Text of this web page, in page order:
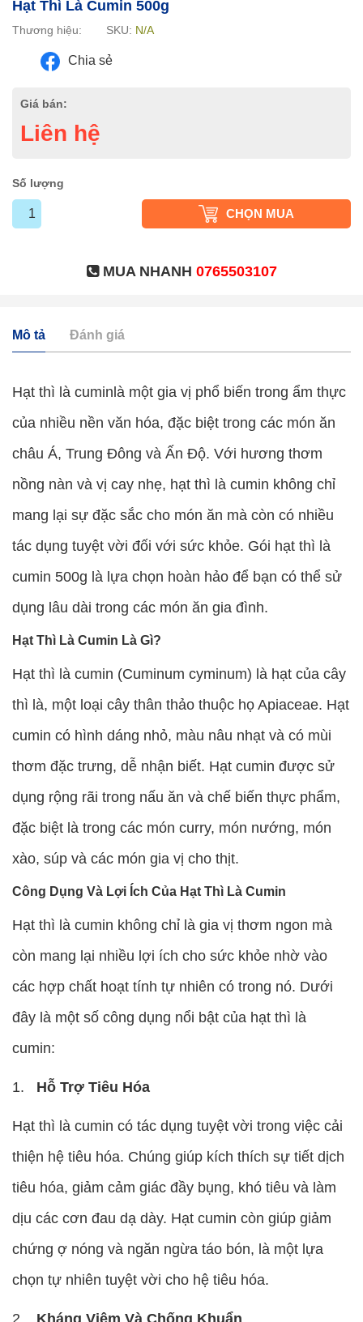
Hạt Thì Là Cumin 500g
Thương hiệu: SKU: N/A
Chia sẻ
Giá bán:
Liên hệ
Số lượng
CHỌN MUA
MUA NHANH 0765503107
Mô tả Đánh giá
Hạt thì là cuminlà một gia vị phổ biến trong ẩm thực
của nhiều nền văn hóa, đặc biệt trong các món ăn
châu Á, Trung Đông và Ấn Độ. Với hương thơm
nồng nàn và vị cay nhẹ, hạt thì là cumin không chỉ
mang lại sự đặc sắc cho món ăn mà còn có nhiều
tác dụng tuyệt vời đối với sức khỏe. Gói hạt thì là
cumin 500g là lựa chọn hoàn hảo để bạn có thể sử
dụng lâu dài trong các món ăn gia đình.
Hạt Thì Là Cumin Là Gì?
Hạt thì là cumin (Cuminum cyminum) là hạt của cây
thì là, một loại cây thân thảo thuộc họ Apiaceae. Hạt
cumin có hình dáng nhỏ, màu nâu nhạt và có mùi
thơm đặc trưng, dễ nhận biết. Hạt cumin được sử
dụng rộng rãi trong nấu ăn và chế biến thực phẩm,
đặc biệt là trong các món curry, món nướng, món
xào, súp và các món gia vị cho thịt.
Công Dụng Và Lợi Ích Của Hạt Thì Là Cumin
Hạt thì là cumin không chỉ là gia vị thơm ngon mà
còn mang lại nhiều lợi ích cho sức khỏe nhờ vào
các hợp chất hoạt tính tự nhiên có trong nó. Dưới
đây là một số công dụng nổi bật của hạt thì là
cumin:
Hỗ Trợ Tiêu Hóa
Hạt thì là cumin có tác dụng tuyệt vời trong việc cải
thiện hệ tiêu hóa. Chúng giúp kích thích sự tiết dịch
tiêu hóa, giảm cảm giác đầy bụng, khó tiêu và làm
dịu các cơn đau dạ dày. Hạt cumin còn giúp giảm
chứng ợ nóng và ngăn ngừa táo bón, là một lựa
chọn tự nhiên tuyệt vời cho hệ tiêu hóa.
Kháng Viêm Và Chống Khuẩn